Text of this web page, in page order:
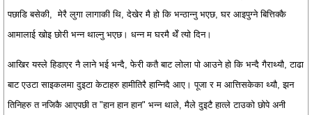
पछाडि बसेकी, मेरै लुगा लागाकी थि, देखेर मै हो कि भन्ठान्नु भएछ, घर आइपुग्ने बित्तिक्कै
आमालाई खोइ छोरी भन्न थाल्नु भएछ। धन्न म घरमै थेँ त्यो दिन।
आखिर यस्ले हिडाएर नै लाने भई भन्दै, फेरी कतै बाट लोला पो आउने हो कि भन्दै गैराथ्यौ, टाढा
बाट एउटा साइकलमा दुइटा केटाहरु हामीतिरै हान्निदै आए। पूजा र म आत्तिसकेका थ्यौ, झन
तिनिहरु त नजिकै आएपछी त "हान हान हान" भन्न थाले, मैले दुइटै हात्ले टाउको छोपे अनी